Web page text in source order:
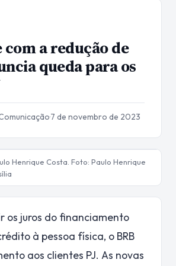
com a redução de
queda para os
·7 de novembro de 2023
Henrique Costa. Foto: Paulo Henrique
os juros do financiamento
à pessoa física, o BRB
aos clientes PJ. As novas